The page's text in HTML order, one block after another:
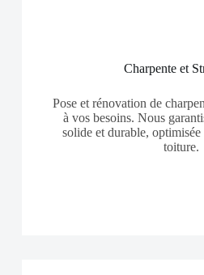
Charpente et
Pose et rénovation de
à vos besoins. Nous
solide et durable,
toiture.